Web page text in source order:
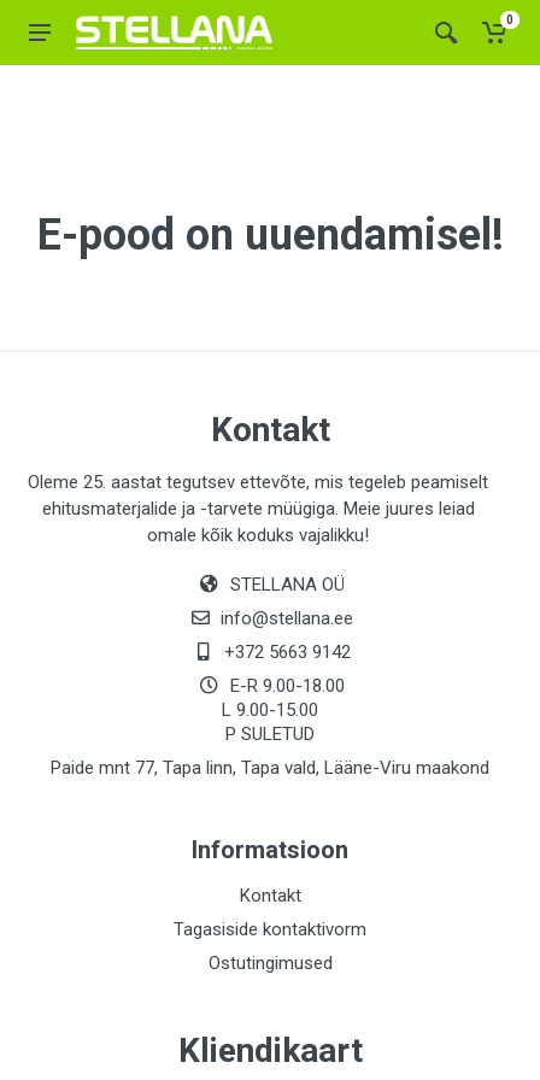
0
E-pood on uuendamisel!
Kontakt
Oleme 25. aastat tegutsev ettevõte, mis tegeleb peamiselt
ehitusmaterjalide ja -tarvete müügiga. Meie juures leiad
omale kõik koduks vajalikku!
STELLANA OÜ
info@stellana.ee
+372 5663 9142
E-R 9.00-18.00
L 9.00-15.00
P SULETUD
Paide mnt 77, Tapa linn, Tapa vald, Lääne-Viru maakond
Informatsioon
Kontakt
Tagasiside kontaktivorm
Ostutingimused
Kliendikaart